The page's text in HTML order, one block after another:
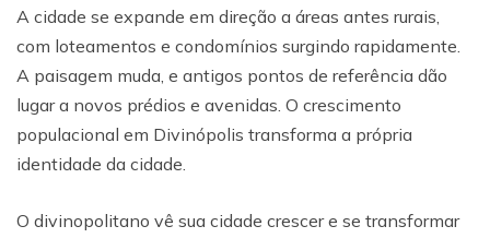
A cidade se expande em direção a áreas antes rurais,
com loteamentos e condomínios surgindo rapidamente.
A paisagem muda, e antigos pontos de referência dão
lugar a novos prédios e avenidas. O crescimento
populacional em Divinópolis transforma a própria
identidade da cidade.
O divinopolitano vê sua cidade crescer e se transformar